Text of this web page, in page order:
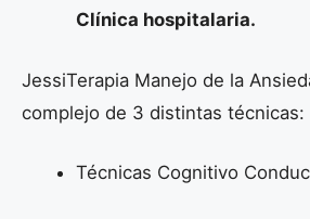
Clínica hospitalaria.
JessiTerapia Manejo de la
complejo de 3 distintas técnicas:
Técnicas Cognitivo